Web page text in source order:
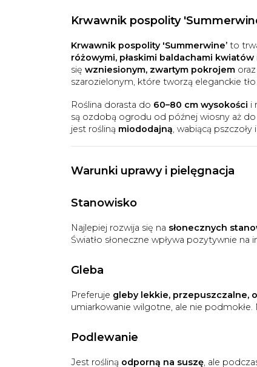
Krwawnik pospolity
Krwawnik pospolity 'Summerwine’ to
różowymi, płaskimi baldachami kwiatów
się wzniesionym, zwartym pokrojem
szarozielonym, które tworzą eleganckie
Roślina dorasta do 60–80 cm wysokości i
są ozdobą ogrodu od późnej wiosny aż do
jest rośliną miododajną, wabiącą pszczoły
Warunki uprawy i pielęgnacja
Stanowisko
Najlepiej rozwija się na słonecznych
Światło słoneczne wpływa pozytywnie
Gleba
Preferuje gleby lekkie, przepuszczalne,
umiarkowanie wilgotne, ale nie podmokłe.
Podlewanie
Jest rośliną odporną na suszę, ale